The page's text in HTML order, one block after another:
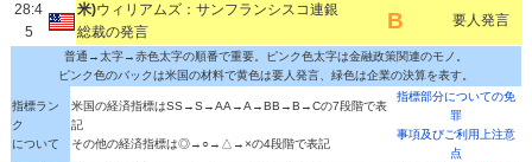
28:4
5
米)ウィリアムズ：サンフランシスコ連銀
総裁の発言
B 要人発言
普通→太字→赤色太字の順番で重要。ピンク色太字は金融政策関連のモノ。
ピンク色のバックは米国の材料で黄色は要人発言、緑色は企業の決算を表す。
指標ラン
ク
について
米国の経済指標はSS→S→AA→A→BB→B→Cの7段階で表
記
その他の経済指標は◎→○→△→×の4段階で表記
指標部分についての免
罪
事項及びご利用上注意
点